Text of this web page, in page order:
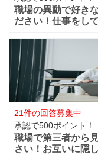
職場の異動で好き
ださい！仕事をし
仲良く過ごせたけ
ます。 男性的に
21件の回答募集中
承認で500ポイント！
職場で第三者から
さい！お互いに隠